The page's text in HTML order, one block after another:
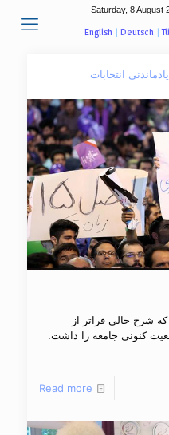
Saturday, 8 August
English | Deutsch |
که شرح حالی فراتر از
کنونی جامعه را داشت.
Read more